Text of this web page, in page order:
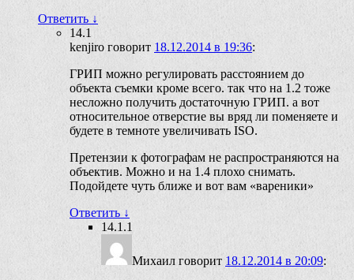
Ответить ↓
14.1
kenjiro говорит 18.12.2014 в 19:36:
ГРИП можно регулировать расстоянием до
объекта съемки кроме всего. так что на 1.2 тоже
несложно получить достаточную ГРИП. а вот
относительное отверстие вы вряд ли поменяете и
будете в темноте увеличивать ISO.
Претензии к фотографам не распространяются на
объектив. Можно и на 1.4 плохо снимать.
Подойдете чуть ближе и вот вам «вареники»
Ответить ↓
14.1.1
Михаил говорит 18.12.2014 в 20:09: